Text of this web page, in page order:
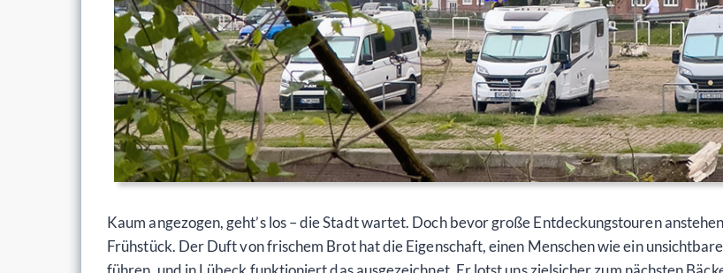
Kaum angezogen, geht’s los – die Stadt wartet. Doch bevor große Entdeckungstouren
Frühstück. Der Duft von frischem Brot hat die Eigenschaft, einen Menschen wie ein